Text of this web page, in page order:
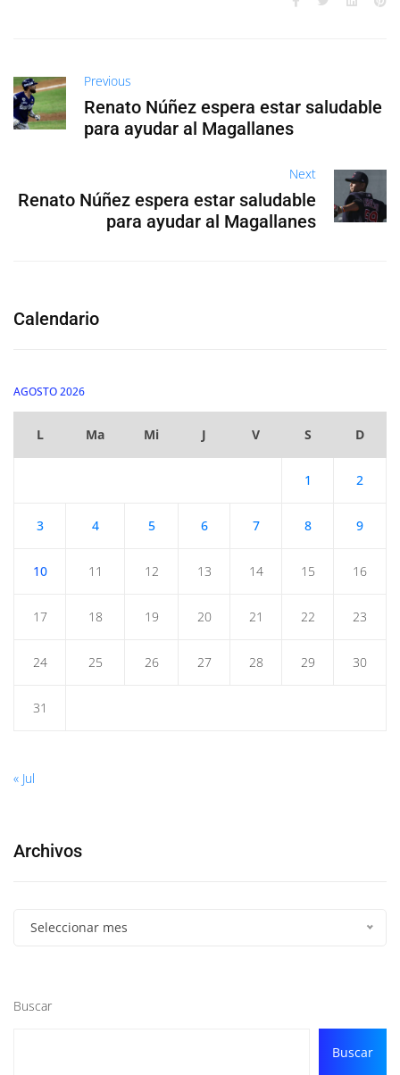
Previous
Renato Núñez espera estar saludable
para ayudar al Magallanes
Next
Renato Núñez espera estar saludable
para ayudar al Magallanes
Calendario
AGOSTO 2026
L Ma Mi J V S D
1 2
3 4 5 6 7 8 9
10 11 12 13 14 15 16
17 18 19 20 21 22 23
24 25 26 27 28 29 30
31
« Jul
Archivos
Seleccionar mes
Buscar
Buscar